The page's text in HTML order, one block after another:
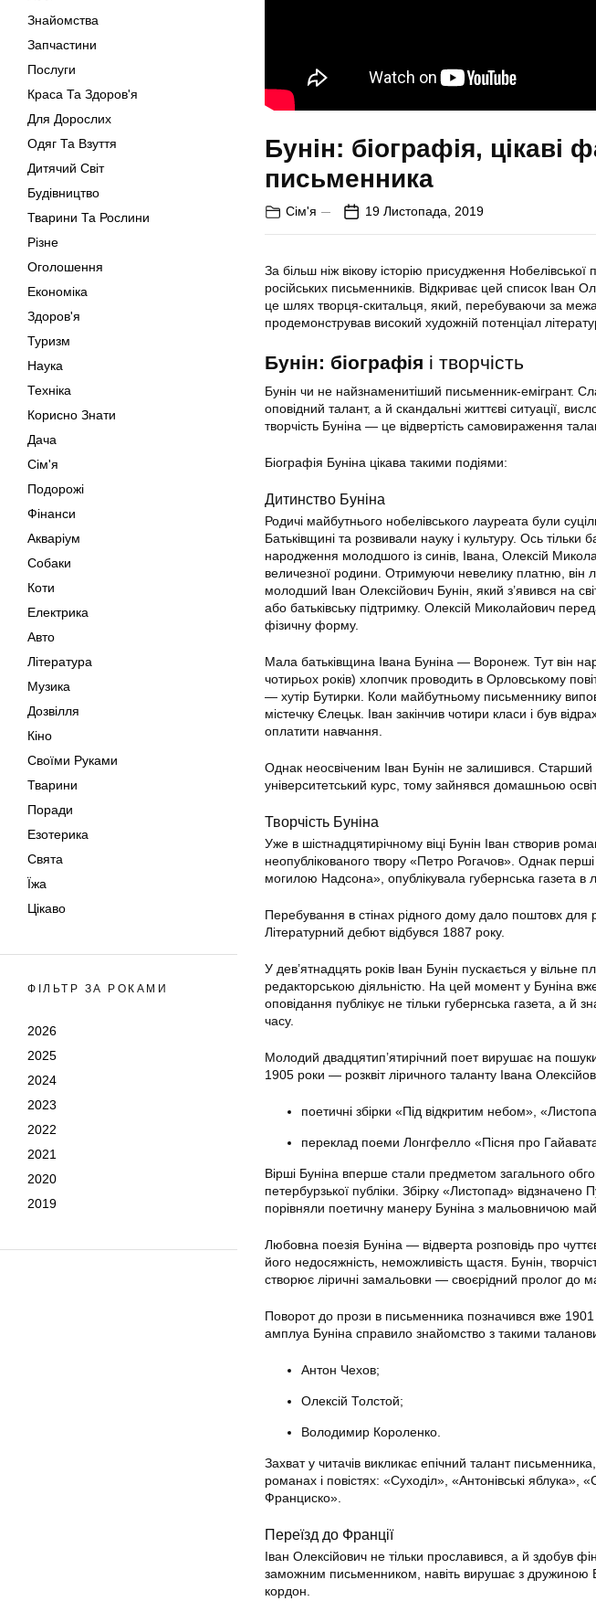
Знайомства
Запчастини
Послуги
Краса Та Здоров'я
Для Дорослих
Одяг Та Взуття
Дитячий Світ
Будівництво
Тварини Та Рослини
Різне
Оголошення
Економіка
Здоров'я
Туризм
Наука
Техніка
Корисно Знати
Дача
Сім'я
Подорожі
Фінанси
Акваріум
Собаки
Коти
Електрика
Авто
Література
Музика
Дозвілля
Кіно
Своїми Руками
Тварини
Поради
Езотерика
Свята
Їжа
Цікаво
ФІЛЬТР ЗА РОКАМИ
2026
2025
2024
2023
2022
2021
2020
2019
Бунін: біографія, цікаві
письменника
Сім'я 19 Листопада, 2019
За більш ніж вікову історію присудження Нобелівської
російських письменників. Відкриває цей список Іван
це шлях творця-скитальця, який, перебуваючи за
продемонстрував високий художній потенціал
Бунін: біографія і творчість
Бунін чи не найзнаменитіший письменник-емігрант.
оповідний талант, а й скандальні життєві ситуації,
творчість Буніна — це відвертість самовираження
Біографія Буніна цікава такими подіями:
Дитинство Буніна
Родичі майбутнього нобелівського лауреата були
Батьківщині та розвивали науку і культуру. Ось
народження молодшого із синів, Івана, Олексій
величезної родини. Отримуючи невелику платню, він
молодший Іван Олексійович Бунін, який з’явився на
або батьківську підтримку. Олексій Миколайович
фізичну форму.
Мала батьківщина Івана Буніна — Воронеж. Тут він
чотирьох років) хлопчик проводить в Орловському
— хутір Бутирки. Коли майбутньому письменнику
містечку Єлецьк. Іван закінчив чотири класи і був
оплатити навчання.
Однак неосвіченим Іван Бунін не залишився. Старший
університетський курс, тому зайнявся домашньою
Творчість Буніна
Уже в шістнадцятирічному віці Бунін Іван створив
неопублікованого твору «Петро Рогачов». Однак
могилою Надсона», опублікувала губернська газета в
Перебування в стінах рідного дому дало поштовх для
Літературний дебют відбувся 1887 року.
У дев’ятнадцять років Іван Бунін пускається у вільне
редакторською діяльністю. На цей момент у Буніна
оповідання публікує не тільки губернська газета, а й
часу.
Молодий двадцятип’ятирічний поет вирушає на
1905 роки — розквіт ліричного таланту Івана
поетичні збірки «Під відкритим небом»,
переклад поеми Лонгфелло «Пісня про
Вірші Буніна вперше стали предметом загального
петербурзької публіки. Збірку «Листопад»
порівняли поетичну манеру Буніна з мальовничою
Любовна поезія Буніна — відверта розповідь про
його недосяжність, неможливість щастя. Бунін,
створює ліричні замальовки — своєрідний пролог до
Поворот до прози в письменника позначився вже 1901
амплуа Буніна справило знайомство з такими
Антон Чехов;
Олексій Толстой;
Володимир Короленко.
Захват у читачів викликає епічний талант
романах і повістях: «Суходіл», «Антонівські
Франциско».
Переїзд до Франції
Іван Олексійович не тільки прославився, а й здобув
заможним письменником, навіть вирушає з
кордон.